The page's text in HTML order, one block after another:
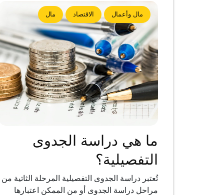
مال وأعمال الاقتصاد مال
ما هي دراسة الجدوى
التفصيلية؟
تُعتبر دراسة الجدوى التفصيلية المرحلة الثاتية من
مراحل دراسة الجدوى أو من الممكن اعتبارها